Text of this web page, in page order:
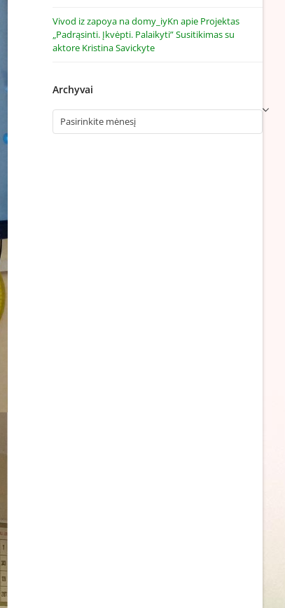
Vivod iz zapoya na domy_iyKn apie Projektas
„Padrąsinti. Įkvėpti. Palaikyti” Susitikimas su
aktore Kristina Savickyte
Archyvai
Archyvai